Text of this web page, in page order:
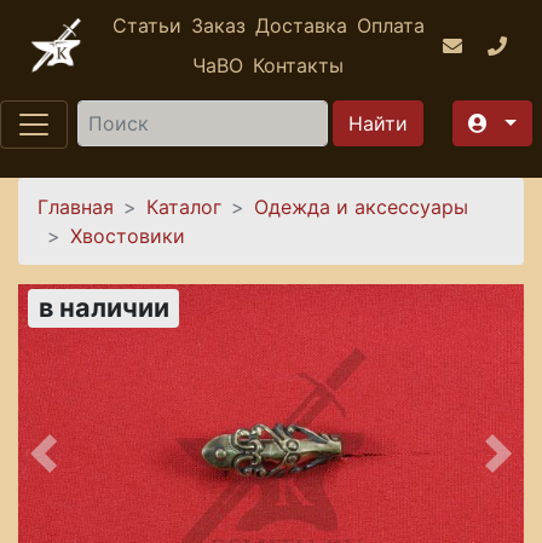
Перейти к основному содержанию
Статьи Заказ Доставка Оплата
ЧаВО Контакты
Найти
Вы здесь
Главная Каталог
Одежда и аксессуары
Хвостовики
в наличии
Предыдущее